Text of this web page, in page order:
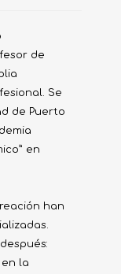
de
Se
de Puerto
en
han
en la